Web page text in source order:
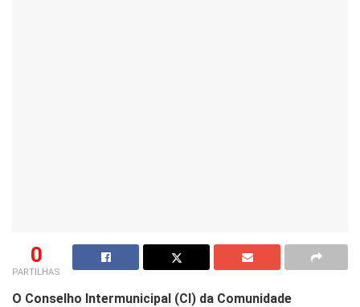
0
PARTILHAS
O Conselho Intermunicipal (CI) da Comunidade